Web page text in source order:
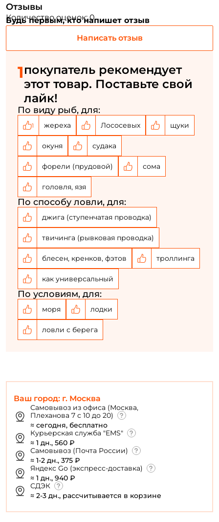
Ваш город: г. Москва
Самовывоз из офиса (Москва,
Плеханова 7 с 10 до 20)
≈ сегодня, бесплатно
Курьерская служба "EMS"
≈ 1 дн., 560 ₽
Самовывоз (Почта России)
≈ 1-2 дн., 375 ₽
Яндекс Go (экспресс-доставка)
≈ 1 дн., 940 ₽
СДЭК
≈ 2-3 дн., рассчитывается в корзине
Отзывы
Количество оценок: 0
Будь первым, кто напишет отзыв
Написать отзыв
1покупатель рекомендует
этот товар. Поставьте свой
лайк!
По виду рыб, для:
1 жереха Лососевых щуки
окуня судака
форели (прудовой) сома
головля, язя
По способу ловли, для:
джига (ступенчатая проводка)
твичинга (рывковая проводка)
блесен, кренков, фэтов троллинга
как универсальный
По условиям, для:
моря лодки
ловли с берега
Email: *
Номер телефона: *
Придумайте пароль: *
Повторите пароль: *
Заполняя данную форму вы соглашаетесь на обработку
персональных данных
Создать аккаунт
У меня уже есть аккаунт